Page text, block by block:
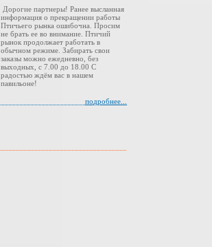
Дорогие партнеры! Ранее высланная
информация о прекращении работы
Птичьего рынка ошибочна. Просим
не брать ее во внимание. Птичий
рынок продолжает работать в
обычном режиме. Забирать свои
заказы можно ежедневно, без
выходных, с 7.00 до 18.00 С
радостью ждём вас в нашем
павильоне!
подробнее...